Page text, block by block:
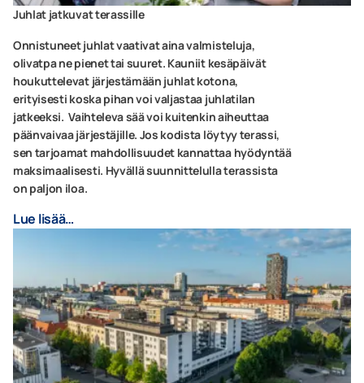
Juhlat jatkuvat terassille
Onnistuneet juhlat vaativat aina valmisteluja,
olivatpa ne pienet tai suuret. Kauniit kesäpäivät
houkuttelevat järjestämään juhlat kotona,
erityisesti koska pihan voi valjastaa juhlatilan
jatkeeksi. Vaihteleva sää voi kuitenkin aiheuttaa
päänvaivaa järjestäjille. Jos kodista löytyy terassi,
sen tarjoamat mahdollisuudet kannattaa hyödyntää
maksimaalisesti. Hyvällä suunnittelulla terassista
on paljon iloa.
Lue lisää…